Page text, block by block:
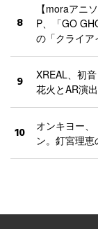
8
【moraアニ
P、「GO
の「クライア
9
XREAL、初
花火とAR演
10
オンキヨー
ン。釘宮理